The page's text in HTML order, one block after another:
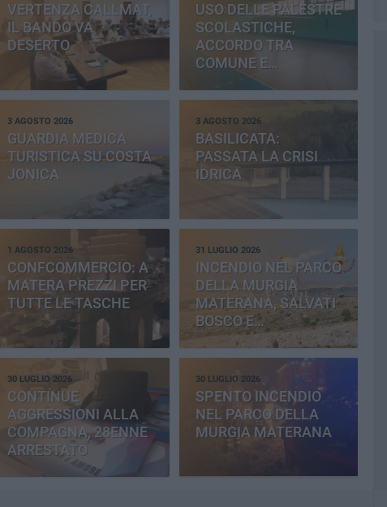
VERTENZA CALLMAT,
IL BANDO VA
DESERTO
USO DELLE PALESTRE
SCOLASTICHE,
ACCORDO TRA
COMUNE E
PROVINCIA
3 AGOSTO 2026
GUARDIA MEDICA
TURISTICA SU COSTA
JONICA
3 AGOSTO 2026
BASILICATA:
PASSATA LA CRISI
IDRICA
1 AGOSTO 2026
CONFCOMMERCIO: A
MATERA PREZZI PER
TUTTE LE TASCHE
31 LUGLIO 2026
INCENDIO NEL PARCO
DELLA MURGIA
MATERANA, SALVATI
BOSCO E
CEMENTERIA
30 LUGLIO 2026
CONTINUE
AGGRESSIONI ALLA
COMPAGNA, 28ENNE
ARRESTATO
30 LUGLIO 2026
SPENTO INCENDIO
NEL PARCO DELLA
MURGIA MATERANA